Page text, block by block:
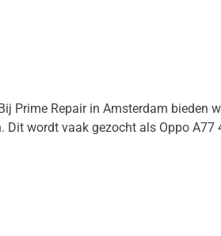
Prime Repair in Amsterdam bieden
wordt vaak gezocht als Oppo